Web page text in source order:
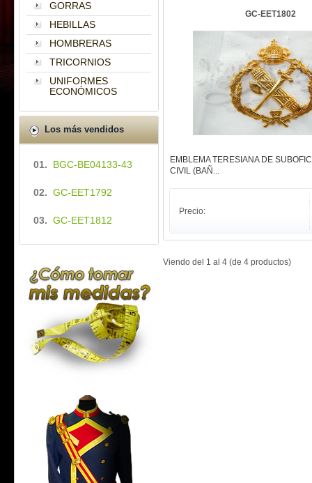
GORRAS
HEBILLAS
HOMBRERAS
TRICORNIOS
UNIFORMES
ECONÓMICOS
Los más vendidos
01. BGC-BE04133-43
02. GC-EET1792
03. GC-EET1812
GC-EET1802
EMBLEMA TERESIANA DE
CIVIL (BAÑ...
Precio:
Viendo del 1 al 4 (de 4 productos)